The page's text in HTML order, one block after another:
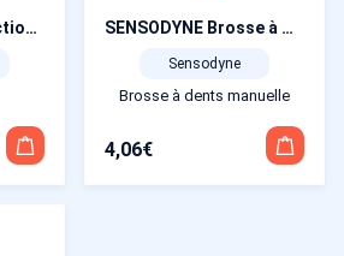
SENSODYNE Protection Complète Dentifrice 75 ml SENSODYNE Brosse à dents Sensibilité et Gencives Souple
Sensodyne
Brosse à dents manuelle
4,06€